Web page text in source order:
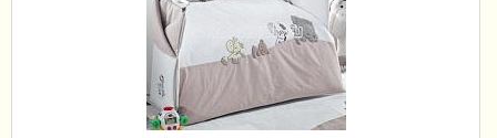
Принадлежности для выписки
Сумки для мам и детей
Кенгуру и слинги